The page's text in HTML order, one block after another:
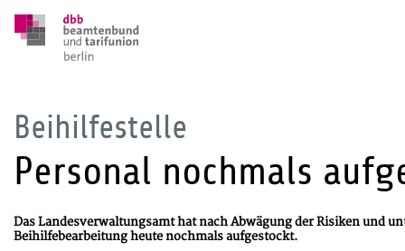
Beihilfestelle
Personal nochmals
Das Landesverwaltungsamt hat nach Abwägung der Risiken und
Beihilfebearbeitung heute nochmals aufgestockt.